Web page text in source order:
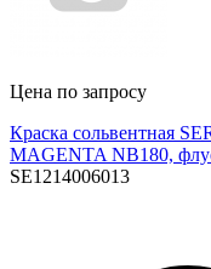
Цена по запросу
Краска сольвентная
MAGENTA NB180,
SE1214006013